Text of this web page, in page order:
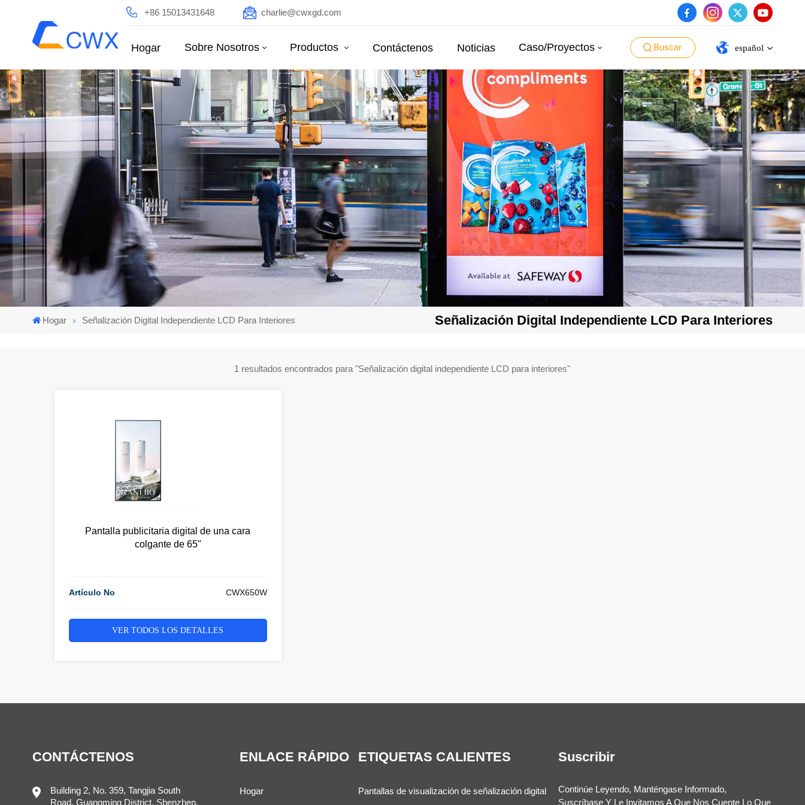
+86 15013431648 charlie@cwxgd.com
Hogar Sobre Nosotros Productos Contáctenos Noticias Caso/Proyectos Buscar español
English
español
português
日本語
Hogar Señalización Digital Independiente LCD Para Interiores Señalización Digital Independiente LCD Para Interiores
1 resultados encontrados para "Señalización digital independiente LCD para interiores"
Pantalla publicitaria digital de una cara
colgante de 65"
Artículo No CWX650W
VER TODOS LOS DETALLES
CONTÁCTENOS
Building 2, No. 359, Tangjia South
Road, Guangming District, Shenzhen,
ENLACE RÁPIDO
Hogar
ETIQUETAS CALIENTES
Pantallas de visualización de señalización digital
Suscribir
Continúe Leyendo, Manténgase Informado,
Suscríbase Y Le Invitamos A Que Nos Cuente Lo Que